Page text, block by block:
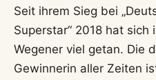
Seit ihrem Sieg bei
Superstar“ 2018 hat sich
Wegener viel getan. Die
Gewinnerin aller Zeiten